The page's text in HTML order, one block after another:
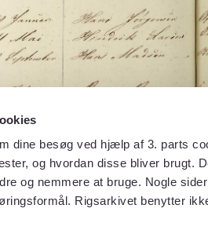
dine besøg ved hjælp af 3. parts
og hvordan disse bliver brugt.
og nemmere at bruge. Nogle
Rigsarkivet benytter